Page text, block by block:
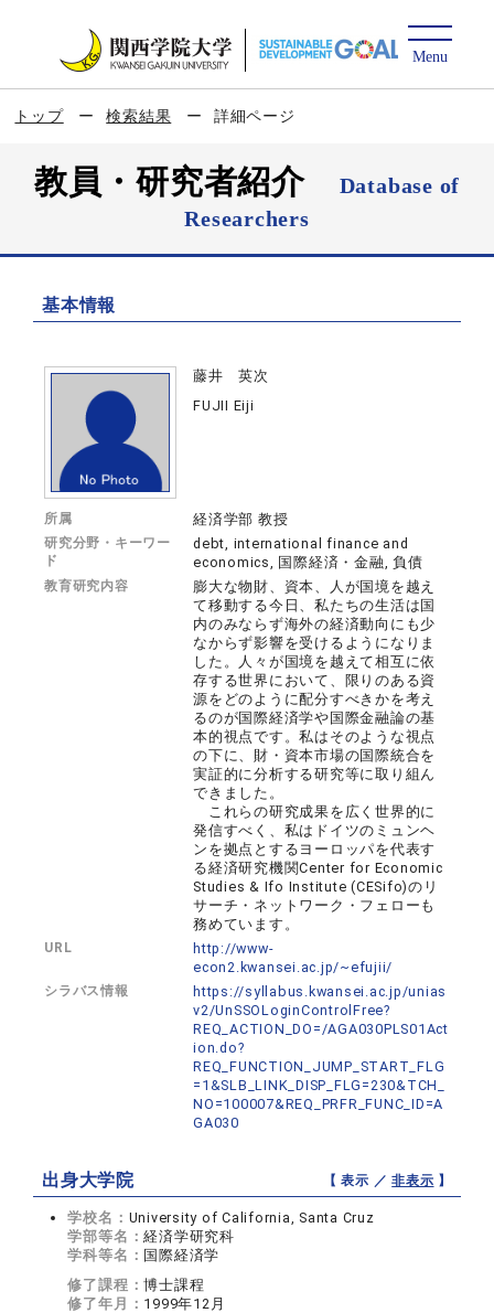
トップ 検索結果 詳細ページ
教員・研究者紹介
Database of
Researchers
基本情報
藤井 英次
FUJII Eiji
所属 経済学部 教授
研究分野・キーワー
ド
debt, international finance and
economics, 国際経済・金融, 負債
教育研究内容
膨大な物財、資本、人が国境を越え
て移動する今日、私たちの生活は国
内のみならず海外の経済動向にも少
なからず影響を受けるようになりま
した。人々が国境を越えて相互に依
存する世界において、限りのある資
源をどのように配分すべきかを考え
るのが国際経済学や国際金融論の基
本的視点です。私はそのような視点
の下に、財・資本市場の国際統合を
実証的に分析する研究等に取り組ん
できました。
これらの研究成果を広く世界的に
発信すべく、私はドイツのミュンヘ
ンを拠点とするヨーロッパを代表す
る経済研究機関Center for Economic
Studies & Ifo Institute (CESifo)のリ
サーチ・ネットワーク・フェローも
務めています。
URL
http://www-
econ2.kwansei.ac.jp/~efujii/
シラバス情報
https://syllabus.kwansei.ac.jp/unias
v2/UnSSOLoginControlFree?
REQ_ACTION_DO=/AGA030PLS01Act
ion.do?
REQ_FUNCTION_JUMP_START_FLG
=1&SLB_LINK_DISP_FLG=230&TCH_
NO=100007&REQ_PRFR_FUNC_ID=A
GA030
出身大学院 【 表示 ／非表示 】
学校名： University of California, Santa Cruz
学部等名：経済学研究科
学科等名： 国際経済学
修了課程：博士課程
修了年月： 1999年12月